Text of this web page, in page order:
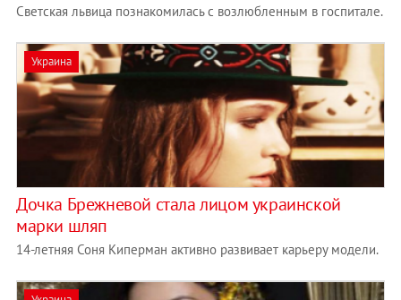
Светская львица познакомилась с возлюбленным в госпитале.
Украина
Дочка Брежневой стала лицом украинской
марки шляп
14-летняя Соня Киперман активно развивает карьеру модели.